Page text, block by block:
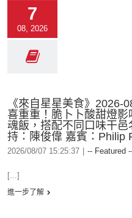
7
08, 2026
《來自星星美食》2026-
喜重重！脆卜卜酸甜燈
魂飯，搭配不同口味干
持：陳俊偉 嘉賓：Philip
2026/08/07 15:25:37 -- Featured
[...]
進一步了解